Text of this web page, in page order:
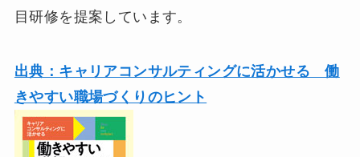
目研修を提案しています。
出典：キャリアコンサルティングに活かせる 働
きやすい職場づくりのヒント